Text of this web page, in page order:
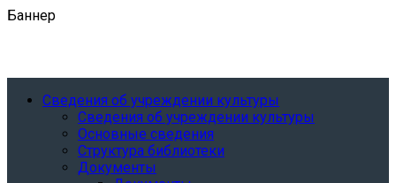
Баннер
Сведения об учреждении культуры
Сведения об учреждении культуры
Основные сведения
Структура библиотеки
Документы